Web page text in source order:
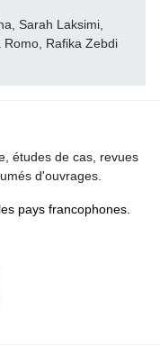
Sarah Laksimi,
Romo, Rafika Zebdi
études de cas, revues
d'ouvrages.
pays francophones.